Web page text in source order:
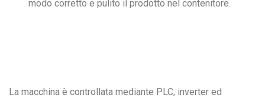
modo corretto e pulito il prodotto nel contenitore.
La macchina è controllata mediante PLC, inverter ed